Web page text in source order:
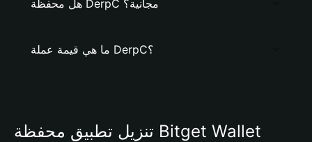
هل محفظة DerpC مجانية؟
ما هي قيمة عملة DerpC؟
تنزيل تطبيق محفظة Bitget Wallet